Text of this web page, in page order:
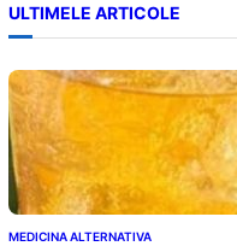
ULTIMELE ARTICOLE
MEDICINA ALTERNATIVA